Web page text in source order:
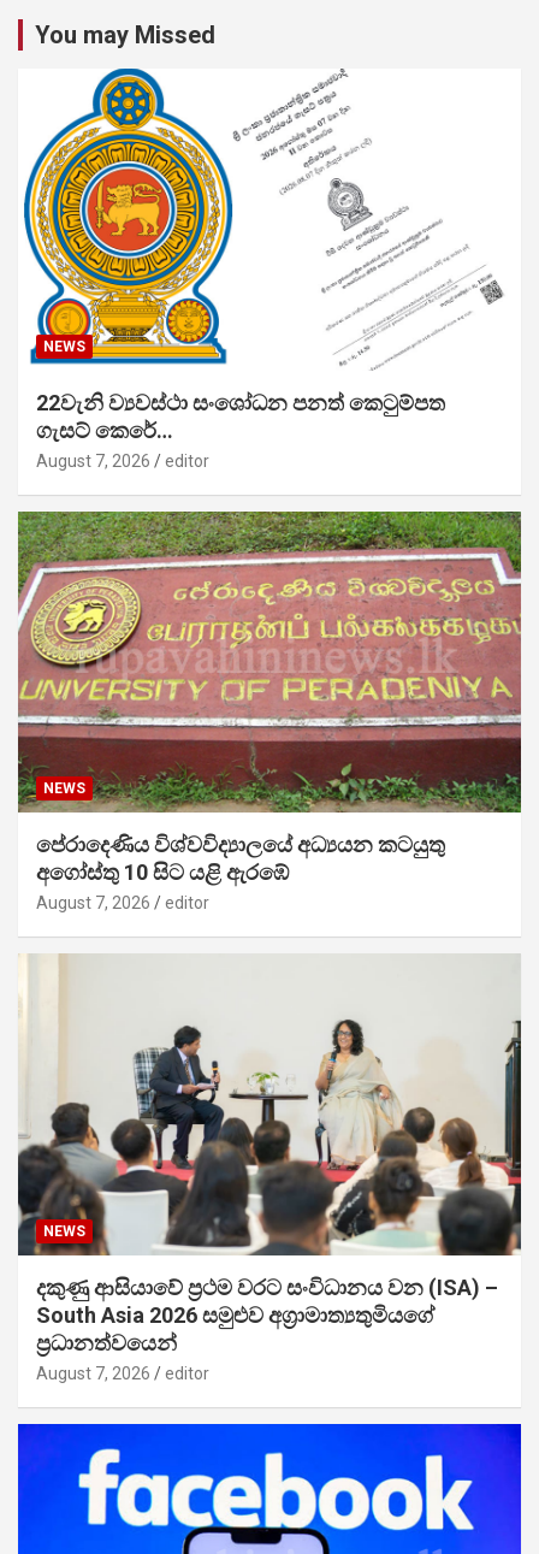
You may Missed
NEWS
22වැනි ව්‍යවස්ථා සංශෝධන පනත් කෙටුම්පත
ගැසට් කෙරේ…
August 7, 2026 editor
NEWS
පේරාදෙණිය විශ්වවිද්‍යාලයේ අධ්‍යයන කටයුතු
අගෝස්තු 10 සිට යළි ඇරඹේ
August 7, 2026 editor
NEWS
දකුණු ආසියාවේ ප්‍රථම වරට සංවිධානය වන (ISA) –
South Asia 2026 සමුළුව අග්‍රාමාත්‍යතුමියගේ
ප්‍රධානත්වයෙන්
August 7, 2026 editor